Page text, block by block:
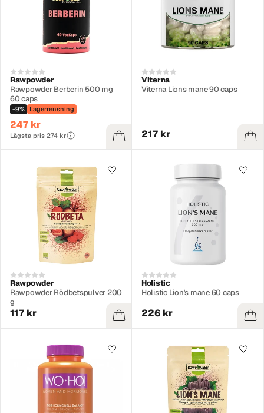
Rawpowder
Rawpowder Berberin 500 mg
60 caps
-9% Lagerrensning
247 kr
Lägsta pris 274 kr
Viterna
Viterna Lions mane 90 caps
217 kr
Rawpowder
Rawpowder Rödbetspulver 200
g
117 kr
Holistic
Holistic Lion's mane 60 caps
226 kr